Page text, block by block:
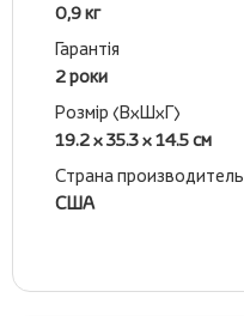
0,9 кг
Гарантія
2 роки
Розмір (ВхШхГ)
19.2 x 35.3 x 14.5 см
Страна производитель
США